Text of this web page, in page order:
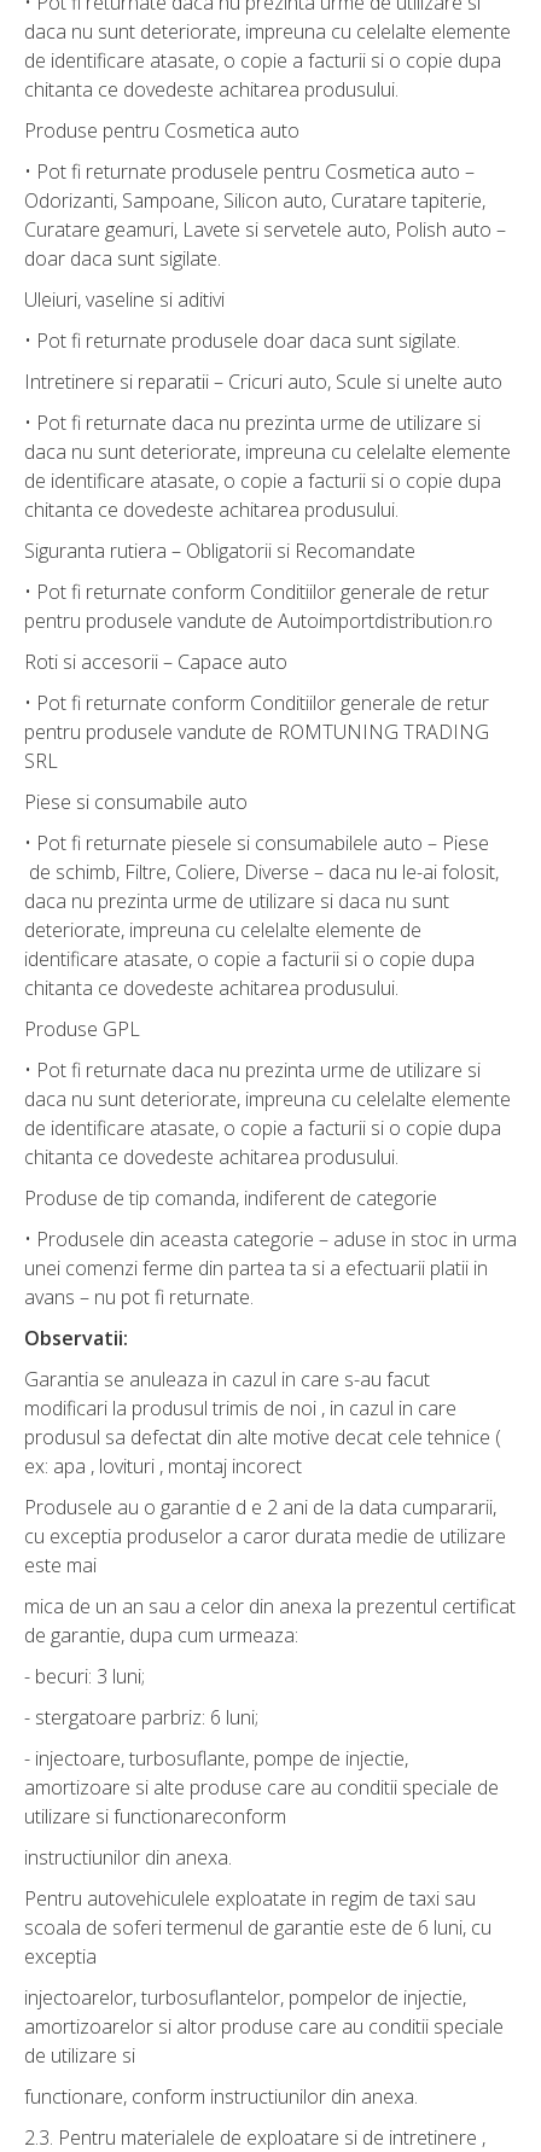
daca nu sunt deteriorate, impreuna cu celelalte elemente
de identificare atasate, o copie a facturii si o copie dupa
chitanta ce dovedeste achitarea produsului.
Produse pentru Cosmetica auto
• Pot fi returnate produsele pentru Cosmetica auto –
Odorizanti, Sampoane, Silicon auto, Curatare tapiterie,
Curatare geamuri, Lavete si servetele auto, Polish auto –
doar daca sunt sigilate.
Uleiuri, vaseline si aditivi
• Pot fi returnate produsele doar daca sunt sigilate.
Intretinere si reparatii – Cricuri auto, Scule si unelte auto
• Pot fi returnate daca nu prezinta urme de utilizare si
daca nu sunt deteriorate, impreuna cu celelalte elemente
de identificare atasate, o copie a facturii si o copie dupa
chitanta ce dovedeste achitarea produsului.
Siguranta rutiera – Obligatorii si Recomandate
• Pot fi returnate conform Conditiilor generale de retur
pentru produsele vandute de Autoimportdistribution.ro
Roti si accesorii – Capace auto
• Pot fi returnate conform Conditiilor generale de retur
pentru produsele vandute de ROMTUNING TRADING
SRL
Piese si consumabile auto
• Pot fi returnate piesele si consumabilele auto – Piese
de schimb, Filtre, Coliere, Diverse – daca nu le-ai folosit,
daca nu prezinta urme de utilizare si daca nu sunt
deteriorate, impreuna cu celelalte elemente de
identificare atasate, o copie a facturii si o copie dupa
chitanta ce dovedeste achitarea produsului.
Produse GPL
• Pot fi returnate daca nu prezinta urme de utilizare si
daca nu sunt deteriorate, impreuna cu celelalte elemente
de identificare atasate, o copie a facturii si o copie dupa
chitanta ce dovedeste achitarea produsului.
Produse de tip comanda, indiferent de categorie
• Produsele din aceasta categorie – aduse in stoc in urma
unei comenzi ferme din partea ta si a efectuarii platii in
avans – nu pot fi returnate.
Observatii:
Garantia se anuleaza in cazul in care s-au facut
modificari la produsul trimis de noi , in cazul in care
produsul sa defectat din alte motive decat cele tehnice (
ex: apa , lovituri , montaj incorect
Produsele au o garantie d e 2 ani de la data cumpararii,
cu exceptia produselor a caror durata medie de utilizare
este mai
mica de un an sau a celor din anexa la prezentul certificat
de garantie, dupa cum urmeaza:
- becuri: 3 luni;
- stergatoare parbriz: 6 luni;
- injectoare, turbosuflante, pompe de injectie,
amortizoare si alte produse care au conditii speciale de
utilizare si functionareconform
instructiunilor din anexa.
Pentru autovehiculele exploatate in regim de taxi sau
scoala de soferi termenul de garantie este de 6 luni, cu
exceptia
injectoarelor, turbosuflantelor, pompelor de injectie,
amortizoarelor si altor produse care au conditii speciale
de utilizare si
functionare, conform instructiunilor din anexa.
2.3. Pentru materialele de exploatare si de intretinere ,